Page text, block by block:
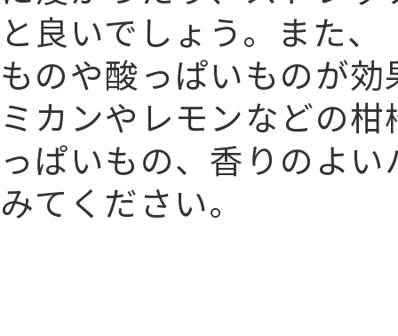
と良いでしょう。また
ものや酸っぱいものが
ミカンやレモンなどの
っぱいもの、香りのよ
みてください。